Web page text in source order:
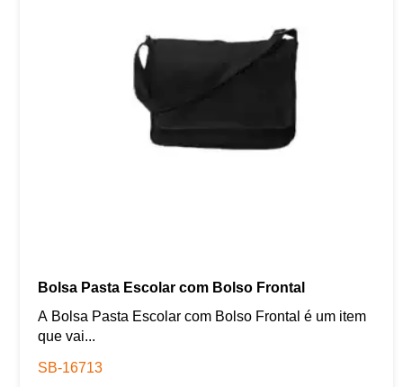
Bolsa Pasta Escolar com Bolso Frontal
A Bolsa Pasta Escolar com Bolso Frontal é um item
que vai...
SB-16713